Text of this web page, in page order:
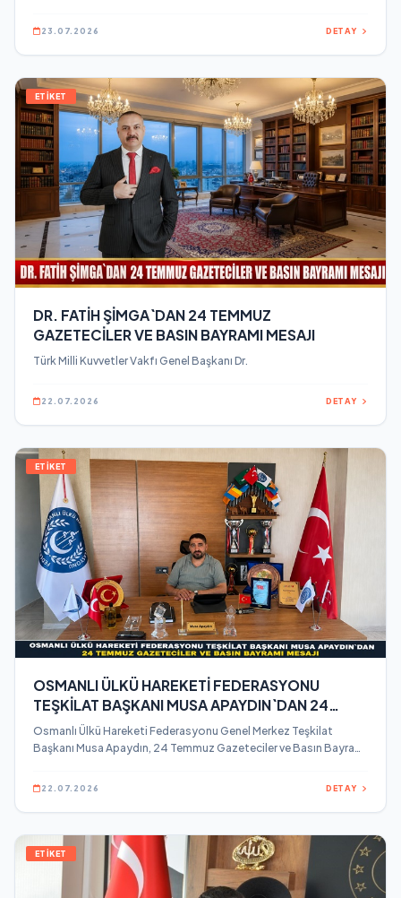
Gazeteciler ve Basın Bayramı dolayısıyla bir mesaj yayınladı.
23.07.2026 DETAY
ETİKET
DR. FATİH ŞİMGA`DAN 24 TEMMUZ
GAZETECİLER VE BASIN BAYRAMI MESAJI
Türk Milli Kuvvetler Vakfı Genel Başkanı Dr.
22.07.2026 DETAY
ETİKET
OSMANLI ÜLKÜ HAREKETİ FEDERASYONU
TEŞKİLAT BAŞKANI MUSA APAYDIN`DAN 24
TEMMUZ GAZETECİLER VE BASIN BAYRAMI
MESAJI
Osmanlı Ülkü Hareketi Federasyonu Genel Merkez Teşkilat
Başkanı Musa Apaydın, 24 Temmuz Gazeteciler ve Basın Bayramı
22.07.2026 DETAY
ETİKET